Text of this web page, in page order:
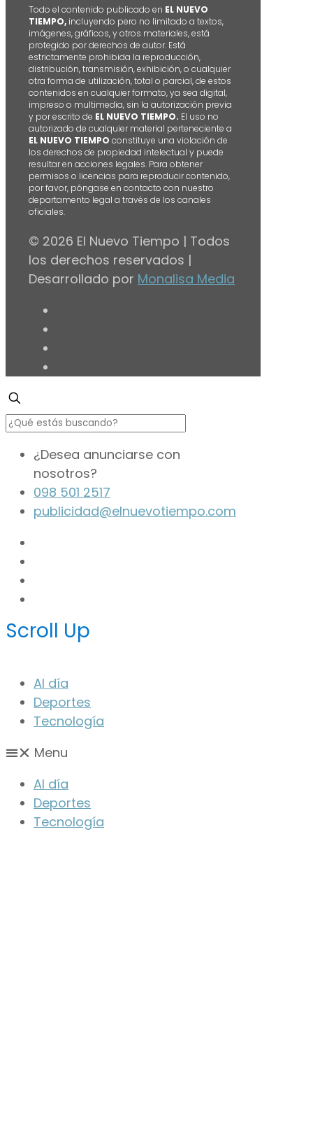
Todo el contenido publicado en EL NUEVO
TIEMPO, incluyendo pero no limitado a textos,
imágenes, gráficos, y otros materiales, está
protegido por derechos de autor. Está
estrictamente prohibida la reproducción,
distribución, transmisión, exhibición, o cualquier
otra forma de utilización, total o parcial, de estos
contenidos en cualquier formato, ya sea digital,
impreso o multimedia, sin la autorización previa
y por escrito de EL NUEVO TIEMPO. El uso no
autorizado de cualquier material perteneciente a
EL NUEVO TIEMPO constituye una violación de
los derechos de propiedad intelectual y puede
resultar en acciones legales. Para obtener
permisos o licencias para reproducir contenido,
por favor, póngase en contacto con nuestro
departamento legal a través de los canales
oficiales.
© 2026 El Nuevo Tiempo | Todos
los derechos reservados |
Desarrollado por Monalisa Media
¿Desea anunciarse con
nosotros?
098 501 2517
publicidad@elnuevotiempo.com
Scroll Up
Al día
Deportes
Tecnología
Menu
Al día
Deportes
Tecnología